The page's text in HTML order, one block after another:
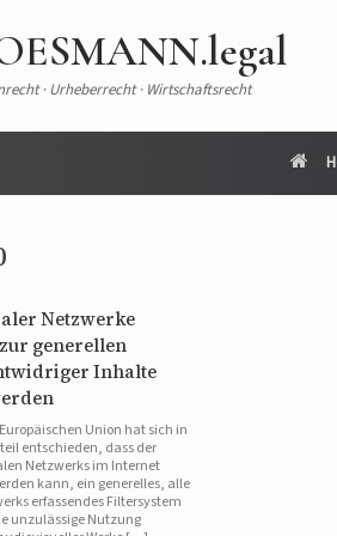
· Urheberrecht · Wirtschaftsrecht
Netzwerke
generellen
Inhalte
Union hat sich in
entschieden, dass der
Netzwerks im Internet
kann, ein generelles, alle
erfassendes Filtersystem
unzulässige Nutzung